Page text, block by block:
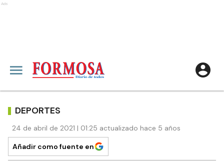
Ads
DEPORTES
24 de abril de 2021 | 01:25 actualizado hace 5 años
Añadir como fuente en